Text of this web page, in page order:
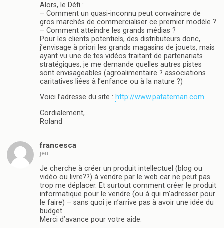
Alors, le Défi :
– Comment un quasi-inconnu peut convaincre de
gros marchés de commercialiser ce premier modèle ?
– Comment atteindre les grands médias ?
Pour les clients potentiels, des distributeurs donc,
j’envisage à priori les grands magasins de jouets, mais
ayant vu une de tes vidéos traitant de partenariats
stratégiques, je me demande quelles autres pistes
sont envisageables (agroalimentaire ? associations
caritatives liées à l’enfance ou à la nature ?)
Voici l’adresse du site : http://www.patateman.com
Cordialement,
Roland
francesca
jeu
Je cherche à créer un produit intellectuel (blog ou
vidéo ou livre??) à vendre par le web car ne peut pas
trop me déplacer. Et surtout comment créer le produit
informatique pour le vendre (ou à qui m’adresser pour
le faire) – sans quoi je n’arrive pas à avoir une idée du
budget.
Merci d’avance pour votre aide.